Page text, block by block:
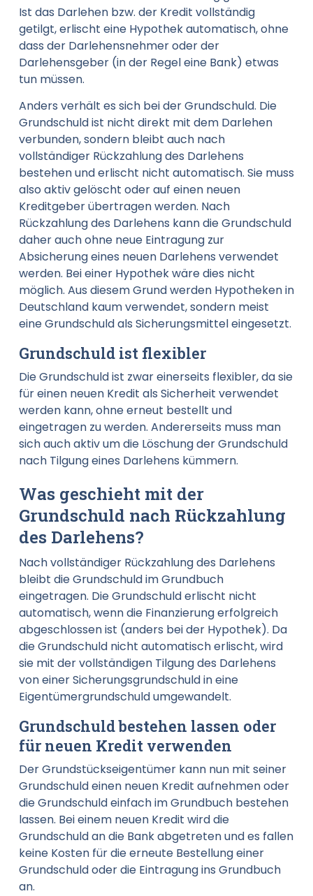
Ist das Darlehen bzw. der Kredit vollständig
getilgt, erlischt eine Hypothek automatisch, ohne
dass der Darlehensnehmer oder der
Darlehensgeber (in der Regel eine Bank) etwas
tun müssen.
Anders verhält es sich bei der Grundschuld. Die
Grundschuld ist nicht direkt mit dem Darlehen
verbunden, sondern bleibt auch nach
vollständiger Rückzahlung des Darlehens
bestehen und erlischt nicht automatisch. Sie muss
also aktiv gelöscht oder auf einen neuen
Kreditgeber übertragen werden. Nach
Rückzahlung des Darlehens kann die Grundschuld
daher auch ohne neue Eintragung zur
Absicherung eines neuen Darlehens verwendet
werden. Bei einer Hypothek wäre dies nicht
möglich. Aus diesem Grund werden Hypotheken in
Deutschland kaum verwendet, sondern meist
eine Grundschuld als Sicherungsmittel eingesetzt.
Grundschuld ist flexibler
Die Grundschuld ist zwar einerseits flexibler, da sie
für einen neuen Kredit als Sicherheit verwendet
werden kann, ohne erneut bestellt und
eingetragen zu werden. Andererseits muss man
sich auch aktiv um die Löschung der Grundschuld
nach Tilgung eines Darlehens kümmern.
Was geschieht mit der
Grundschuld nach Rückzahlung
des Darlehens?
Nach vollständiger Rückzahlung des Darlehens
bleibt die Grundschuld im Grundbuch
eingetragen. Die Grundschuld erlischt nicht
automatisch, wenn die Finanzierung erfolgreich
abgeschlossen ist (anders bei der Hypothek). Da
die Grundschuld nicht automatisch erlischt, wird
sie mit der vollständigen Tilgung des Darlehens
von einer Sicherungsgrundschuld in eine
Eigentümergrundschuld umgewandelt.
Grundschuld bestehen lassen oder
für neuen Kredit verwenden
Der Grundstückseigentümer kann nun mit seiner
Grundschuld einen neuen Kredit aufnehmen oder
die Grundschuld einfach im Grundbuch bestehen
lassen. Bei einem neuen Kredit wird die
Grundschuld an die Bank abgetreten und es fallen
keine Kosten für die erneute Bestellung einer
Grundschuld oder die Eintragung ins Grundbuch
an.